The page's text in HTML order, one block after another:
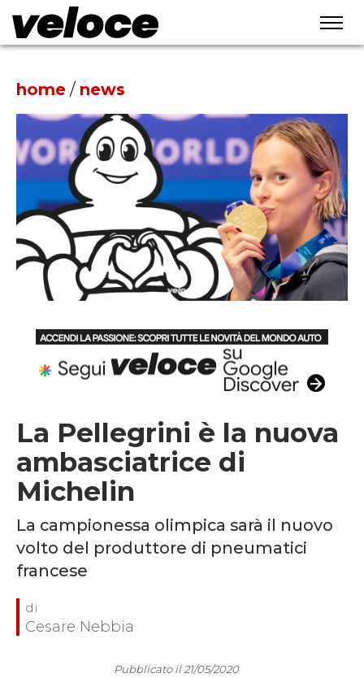
home / news
La Pellegrini è la nuova
ambasciatrice di
Michelin
La campionessa olimpica sarà il nuovo
volto del produttore di pneumatici
francese
Cesare Nebbia
Pubblicato il 21/05/2020